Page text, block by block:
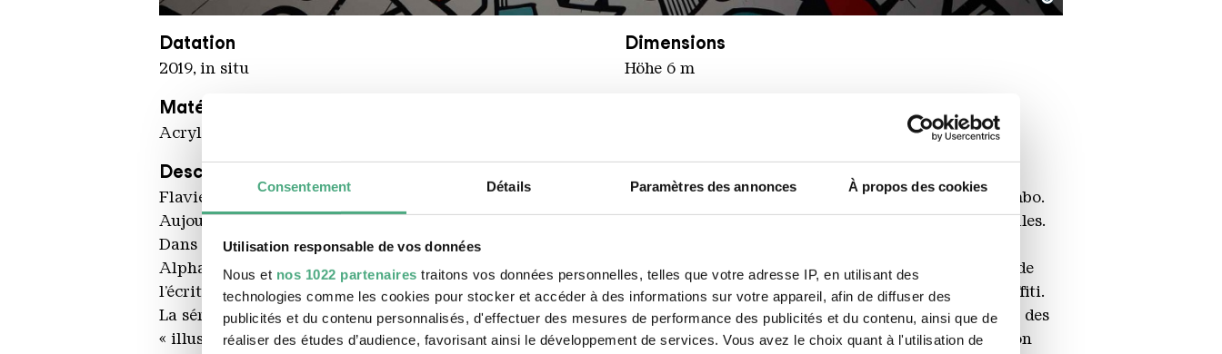
Consentement Détails Paramètres des annonces À propos des cookies
Utilisation responsable de vos données
Nous et nos 1022 partenaires traitons vos données personnelles, telles que votre adresse IP, en utilisant des
technologies comme les cookies pour stocker et accéder à des informations sur votre appareil, afin de diffuser des
publicités et du contenu personnalisés, d'effectuer des mesures de performance des publicités et du contenu, ainsi que de
réaliser des études d’audience, favorisant ainsi le développement de services. Vous avez le choix quant à l'utilisation de
Mambo
Copyright: Weltkulturerbe Völklinger Hütte / Hans-Georg Merkel
Datation
2019, in situ
Dimensions
Höhe 6 m
Matériau
Acrylfarbe
Description
Flavien Demarigny a grandi au Chili. Mais c’est à Paris que ce graphiste est devenu le street artist et peintre Mambo.
Aujourd’hui représenté par des galeries de L.A. à Zurich, il signe des œuvres qu’il décrit comme des énigmes visuelles.
Dans les années 1990, Mambo a collaboré avec plusieurs collectifs parisiens de street art parmi lesquels Force
Alphabétique et 9ème concept. Avec ses éléments mobiles esquissés, entrelacés dans des formations semblables à de
l’écriture ou à des patterns couvrant tout un mur, son langage visuel avait alors beaucoup à voir avec le style graffiti.
La série entamée au Patrimoine culturel mondial Völklinger Hütte en 2019 a pour titreBrainology. Mambo évoque des
« illustrations du cerveau » venant consigner dans l’œuvre la « dynamique émotionnelle » originelle président à son